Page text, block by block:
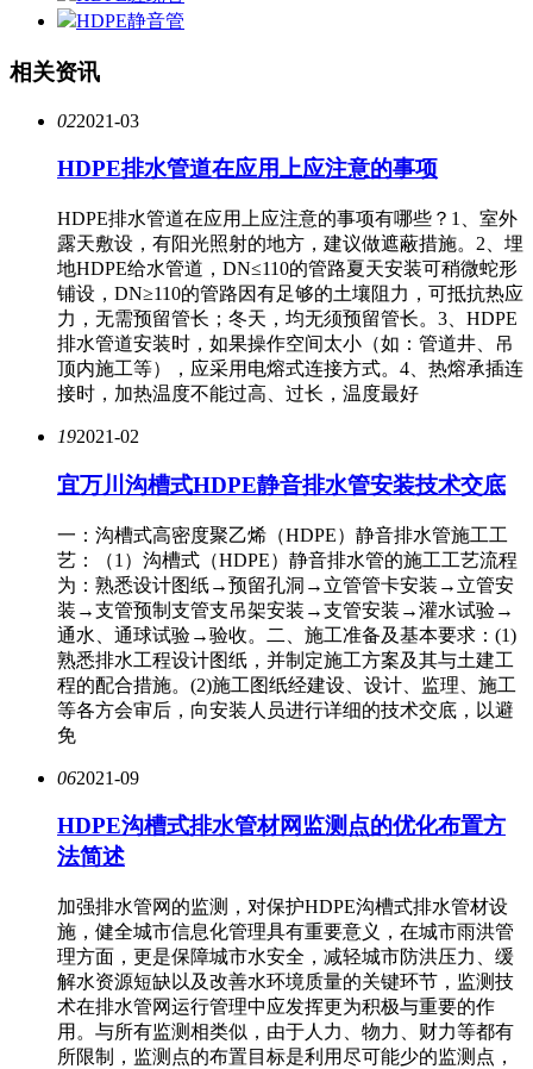
HDPE静音管
相关资讯
022021-03
HDPE排水管道在应用上应注意的事项
HDPE排水管道在应用上应注意的事项有哪些？1、室外
露天敷设，有阳光照射的地方，建议做遮蔽措施。2、埋
地HDPE给水管道，DN≤110的管路夏天安装可稍微蛇形
铺设，DN≥110的管路因有足够的土壤阻力，可抵抗热应
力，无需预留管长；冬天，均无须预留管长。3、HDPE
排水管道安装时，如果操作空间太小（如：管道井、吊
顶内施工等），应采用电熔式连接方式。4、热熔承插连
接时，加热温度不能过高、过长，温度最好
192021-02
宜万川沟槽式HDPE静音排水管安装技术交底
一：沟槽式高密度聚乙烯（HDPE）静音排水管施工工
艺：（1）沟槽式（HDPE）静音排水管的施工工艺流程
为：熟悉设计图纸→预留孔洞→立管管卡安装→立管安
装→支管预制支管支吊架安装→支管安装→灌水试验→
通水、通球试验→验收。二、施工准备及基本要求：(1)
熟悉排水工程设计图纸，并制定施工方案及其与土建工
程的配合措施。(2)施工图纸经建设、设计、监理、施工
等各方会审后，向安装人员进行详细的技术交底，以避
免
062021-09
HDPE沟槽式排水管材网监测点的优化布置方
法简述
加强排水管网的监测，对保护HDPE沟槽式排水管材设
施，健全城市信息化管理具有重要意义，在城市雨洪管
理方面，更是保障城市水安全，减轻城市防洪压力、缓
解水资源短缺以及改善水环境质量的关键环节，监测技
术在排水管网运行管理中应发挥更为积极与重要的作
用。与所有监测相类似，由于人力、物力、财力等都有
所限制，监测点的布置目标是利用尽可能少的监测点，